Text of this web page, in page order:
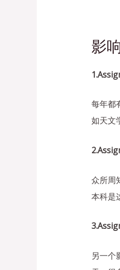
影
每年都
如天文
众所周
本科是
另一个